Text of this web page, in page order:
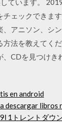
ェックできま
、アニソン、シ
方法を教えてく
、CDを見つけ
en android
descargar libros
1トレントダウ